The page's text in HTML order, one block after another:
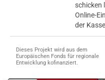
schicken
Online-
der
Dieses Projekt wird aus dem
Europäischen Fonds für regionale
Entwicklung kofinanziert.